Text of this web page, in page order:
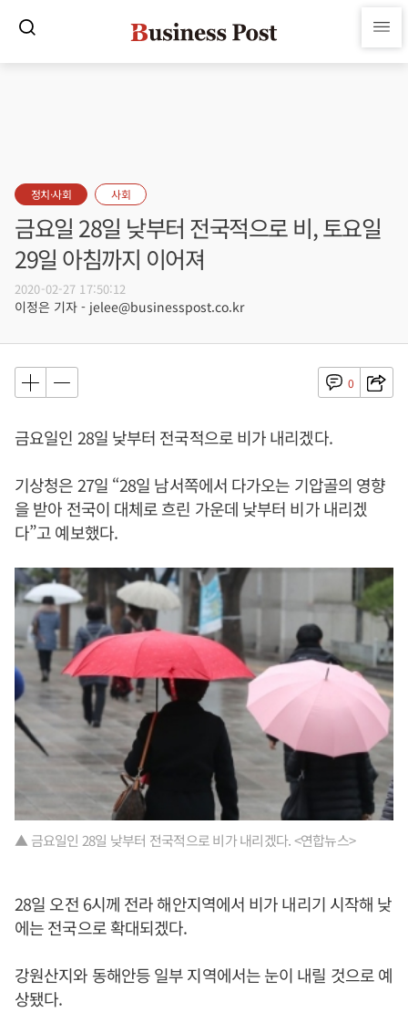
정치·사회 사회
금요일 28일 낮부터 전국적으로 비, 토요일
29일 아침까지 이어져
2020-02-27 17:50:12
이정은 기자 - jelee@businesspost.co.kr
0
금요일인 28일 낮부터 전국적으로 비가 내리겠다.
기상청은 27일 “28일 남서쪽에서 다가오는 기압골의 영향
을 받아 전국이 대체로 흐린 가운데 낮부터 비가 내리겠
다”고 예보했다.
▲ 금요일인 28일 낮부터 전국적으로 비가 내리겠다. <연합뉴스>
28일 오전 6시께 전라 해안지역에서 비가 내리기 시작해 낮
에는 전국으로 확대되겠다.
강원산지와 동해안등 일부 지역에서는 눈이 내릴 것으로 예
상됐다.